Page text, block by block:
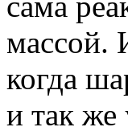
массой.
когда
и так